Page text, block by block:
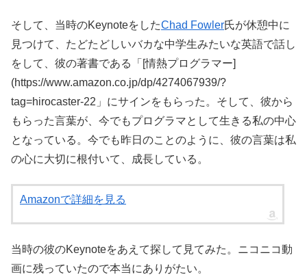
そして、当時のKeynoteをしたChad Fowler氏が休憩中に
見つけて、たどたどしいバカな中学生みたいな英語で話し
をして、彼の著書である「[情熱プログラマー]
(https://www.amazon.co.jp/dp/4274067939/?
tag=hirocaster-22」にサインをもらった。そして、彼から
もらった言葉が、今でもプログラマとして生きる私の中心
となっている。今でも昨日のことのように、彼の言葉は私
の心に大切に根付いて、成長している。
Amazonで詳細を見る
当時の彼のKeynoteをあえて探して見てみた。ニコニコ動
画に残っていたので本当にありがたい。